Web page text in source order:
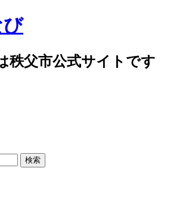
秩父市公式サイトです